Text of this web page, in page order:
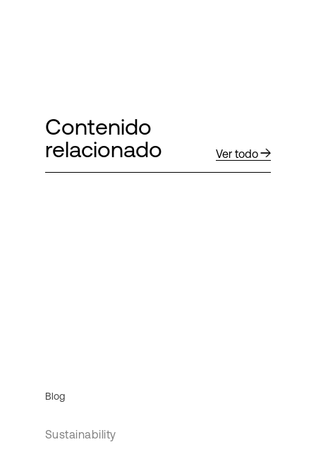
Contenido
relacionado
Ver todo
Blog
Sustainability